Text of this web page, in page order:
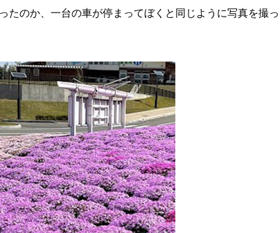
たのか、一台の車が停まってぼくと同じように写真を撮っ